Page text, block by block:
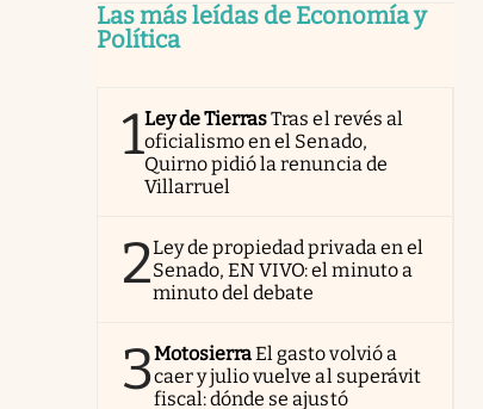
Las más leídas de Economía y
Política
1Ley de TierrasTras el revés al
oficialismo en el Senado,
Quirno pidió la renuncia de
Villarruel
2Ley de propiedad privada en el
Senado, EN VIVO: el minuto a
minuto del debate
3MotosierraEl gasto volvió a
caer y julio vuelve al superávit
fiscal: dónde se ajustó